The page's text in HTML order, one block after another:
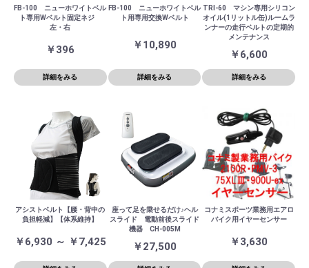
FB-100 ニューホワイトベル
ト専用Wベルト固定ネジ
左・右
￥396
詳細をみる
FB-100 ニューホワイトベル
ト用専用交換Wベルト
￥10,890
詳細をみる
TRI-60 マシン専用シリコン
オイル(1リットル缶)ルームラ
ンナーの走行ベルトの定期的
メンテナンス
￥6,600
詳細をみる
アシストベルト【腰・背中の
負担軽減】【体系維持】
￥6,930 ～ ￥7,425
座って足を乗せるだけ♪ヘル
スライド 電動前後スライド
機器 CH-005M
￥27,500
コナミスポーツ業務用エアロ
バイク用イヤーセンサー
￥3,630